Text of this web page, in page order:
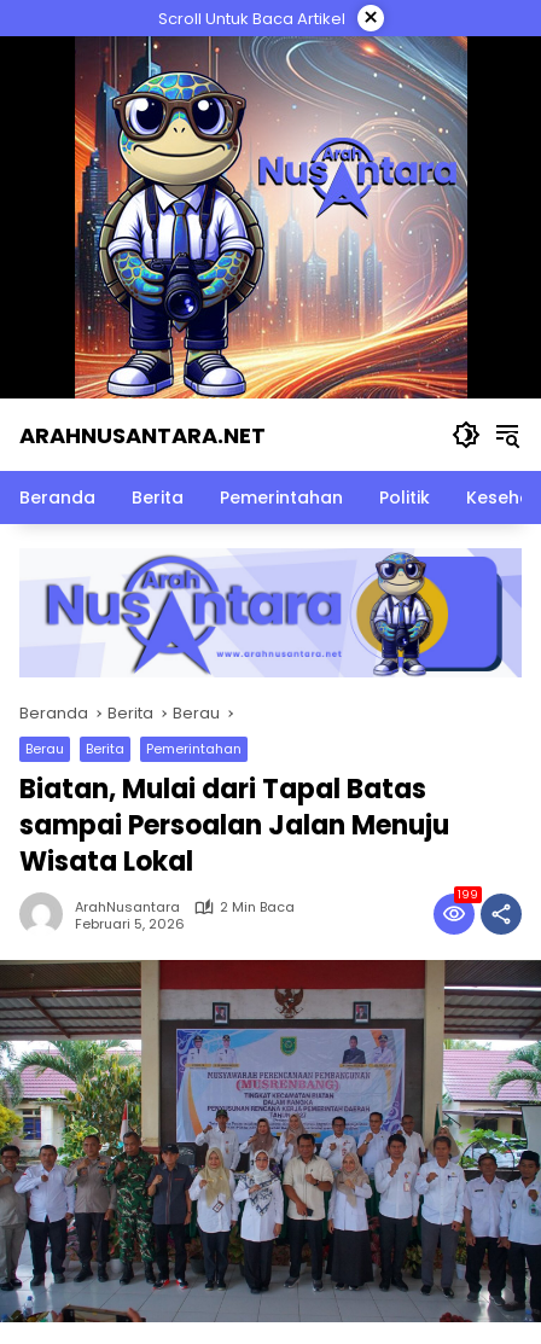
ke
Scroll Untuk Baca Artikel ×
ARAHNUSANTARA.NET
Beranda Berita Pemerintahan Politik
Beranda Berita Berau
Berau Berita Pemerintahan
Biatan, Mulai dari Tapal Batas
sampai Persoalan Jalan Menuju
Wisata Lokal
ArahNusantara
2 Min Baca
Februari 5, 2026
199